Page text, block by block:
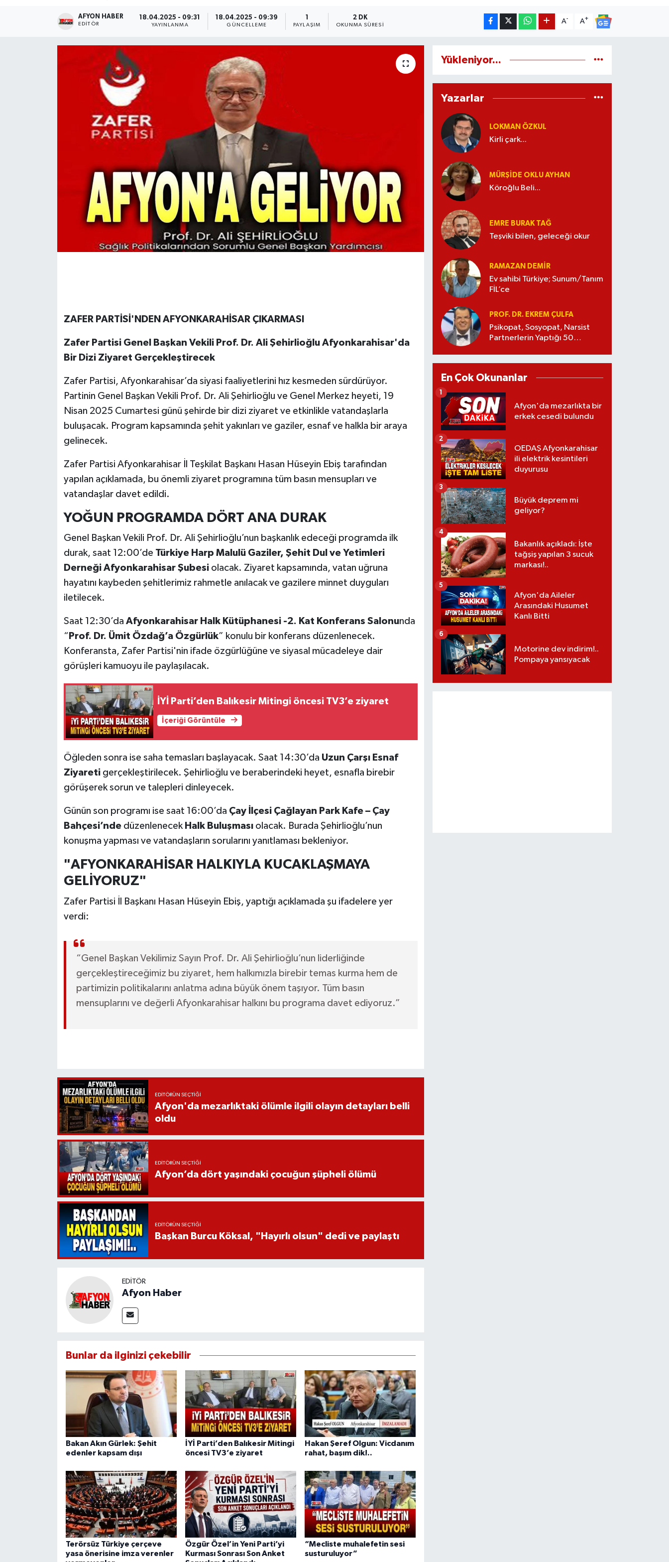
AFYON HABER
EDITÖR
18.04.2025 - 09:31
YAYINLANMA
18.04.2025 - 09:39
GÜNCELLEME PAYLAŞIM
2 DK
OKUNMA SÜRESI
A- A+
ZAFER PARTİSİ'NDEN AFYONKARAHİSAR ÇIKARMASI
Zafer Partisi Genel Başkan Vekili Prof. Dr. Ali Şehirlioğlu Afyonkarahisar'da
Bir Dizi Ziyaret Gerçekleştirecek
Zafer Partisi, Afyonkarahisar’da siyasi faaliyetlerini hız kesmeden sürdürüyor.
Partinin Genel Başkan Vekili Prof. Dr. Ali Şehirlioğlu ve Genel Merkez heyeti, 19
Nisan 2025 Cumartesi günü şehirde bir dizi ziyaret ve etkinlikle vatandaşlarla
buluşacak. Program kapsamında şehit yakınları ve gaziler, esnaf ve halkla bir araya
gelinecek.
Zafer Partisi Afyonkarahisar İl Teşkilat Başkanı Hasan Hüseyin Ebiş tarafından
yapılan açıklamada, bu önemli ziyaret programına tüm basın mensupları ve
vatandaşlar davet edildi.
YOĞUN PROGRAMDA DÖRT ANA DURAK
Genel Başkan Vekili Prof. Dr. Ali Şehirlioğlu’nun başkanlık edeceği programda ilk
durak, saat 12:00’de Türkiye Harp Malulü Gaziler, Şehit Dul ve Yetimleri
Derneği Afyonkarahisar Şubesiolacak. Ziyaret kapsamında, vatan uğruna
hayatını kaybeden şehitlerimiz rahmetle anılacak ve gazilere minnet duyguları
iletilecek.
Saat 12:30’da Afyonkarahisar Halk Kütüphanesi -2. Kat Konferans Salonunda
“ Prof. Dr. Ümit Özdağ’a Özgürlük” konulu bir konferans düzenlenecek.
Konferansta, Zafer Partisi'nin ifade özgürlüğüne ve siyasal mücadeleye dair
görüşleri kamuoyu ile paylaşılacak.
İYİ Parti’den Balıkesir Mitingi öncesi TV3’e ziyaret
İçeriği Görüntüle
Öğleden sonra ise saha temasları başlayacak. Saat 14:30’da Uzun Çarşı Esnaf
Ziyaretigerçekleştirilecek. Şehirlioğlu ve beraberindeki heyet, esnafla birebir
görüşerek sorun ve talepleri dinleyecek.
Günün son programı ise saat 16:00’da Çay İlçesi Çağlayan Park Kafe – Çay
Bahçesi’ndedüzenlenecek Halk Buluşmasıolacak. Burada Şehirlioğlu’nun
konuşma yapması ve vatandaşların sorularını yanıtlaması bekleniyor.
"AFYONKARAHİSAR HALKIYLA KUCAKLAŞMAYA
GELİYORUZ"
Zafer Partisi İl Başkanı Hasan Hüseyin Ebiş, yaptığı açıklamada şu ifadelere yer
verdi:
“Genel Başkan Vekilimiz Sayın Prof. Dr. Ali Şehirlioğlu’nun liderliğinde
gerçekleştireceğimiz bu ziyaret, hem halkımızla birebir temas kurma hem de
partimizin politikalarını anlatma adına büyük önem taşıyor. Tüm basın
mensuplarını ve değerli Afyonkarahisar halkını bu programa davet ediyoruz.”
EDITÖRÜN SEÇTIĞI
Afyon'da mezarlıktaki ölümle ilgili olayın detayları belli
oldu
EDITÖRÜN SEÇTIĞI
Afyon’da dört yaşındaki çocuğun şüpheli ölümü
EDITÖRÜN SEÇTIĞI
Başkan Burcu Köksal, "Hayırlı olsun" dedi ve paylaştı
EDITÖR
Afyon Haber
Bunlar da ilginizi çekebilir
Bakan Akın Gürlek: Şehit
edenler kapsam dışı
İYİ Parti’den Balıkesir Mitingi
öncesi TV3’e ziyaret
Hakan Şeref Olgun: Vicdanım
rahat, başım dik!..
Terörsüz Türkiye çerçeve
yasa önerisine imza verenler
Özgür Özel’in Yeni Parti’yi
Kurması Sonrası Son Anket
“Mecliste muhalefetin sesi
susturuluyor”
Yükleniyor...
Yazarlar
LOKMAN ÖZKUL
Kirli çark...
MÜRŞIDE OKLU AYHAN
Köroğlu Beli...
EMRE BURAK TAĞ
Teşviki bilen, geleceği okur
RAMAZAN DEMİR
Ev sahibi Türkiye; Sunum/Tanım
FİL’ce
PROF. DR. EKREM ÇULFA
Psikopat, Sosyopat, Narsist
Partnerlerin Yaptığı 50
En Çok Okunanlar
Afyon'da mezarlıkta bir
erkek cesedi bulundu
1
OEDAŞ Afyonkarahisar
ili elektrik kesintileri
duyurusu
2
Büyük deprem mi
geliyor?
3
Bakanlık açıkladı: İşte
tağşiş yapılan 3 sucuk
markası!..
4
Afyon'da Aileler
Arasındaki Husumet
Kanlı Bitti
5
Motorine dev indirim!..
Pompaya yansıyacak
6
Magazin